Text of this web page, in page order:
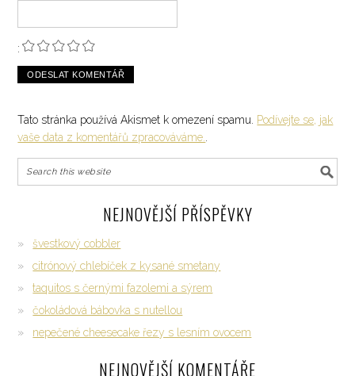
:
Tato stránka používá Akismet k omezení spamu.
Podívejte se, jak
vaše data z komentářů zpracováváme.
NEJNOVĚJŠÍ PŘÍSPĚVKY
švestkový cobbler
citrónový chlebíček z kysané smetany
taquitos s černými fazolemi a sýrem
čokoládová bábovka s nutellou
nepečené cheesecake řezy s lesním ovocem
NEJNOVĚJŠÍ KOMENTÁŘE